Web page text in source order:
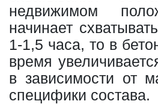
недвижимом
начинает
1-1,5 часа, то в
время
в зависимости от
специфики состава.